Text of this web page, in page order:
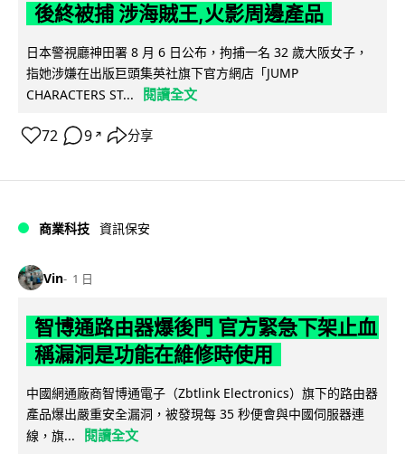
後終被捕 涉海賊王,火影周邊產品
日本警視廳神田署 8 月 6 日公布，拘捕一名 32 歲大阪女子，
指她涉嫌在出版巨頭集英社旗下官方網店「JUMP
CHARACTERS ST...
閱讀全文
72 9 ↗ 分享
商業科技 資訊保安
Vin 1 日
智博通路由器爆後門 官方緊急下架止血
稱漏洞是功能在維修時使用
中國網通廠商智博通電子（Zbtlink Electronics）旗下的路由器
產品爆出嚴重安全漏洞，被發現每 35 秒便會與中國伺服器連
線，旗...
閱讀全文